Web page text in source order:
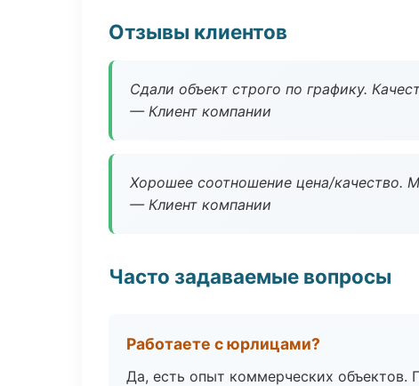
Отзывы клиентов
Сдали объект строго по графику.
— Клиент компании
Хорошее соотношение цена/качество.
— Клиент компании
Часто задаваемые вопросы
Работаете с юрлицами?
Да, есть опыт коммерческих объектов.